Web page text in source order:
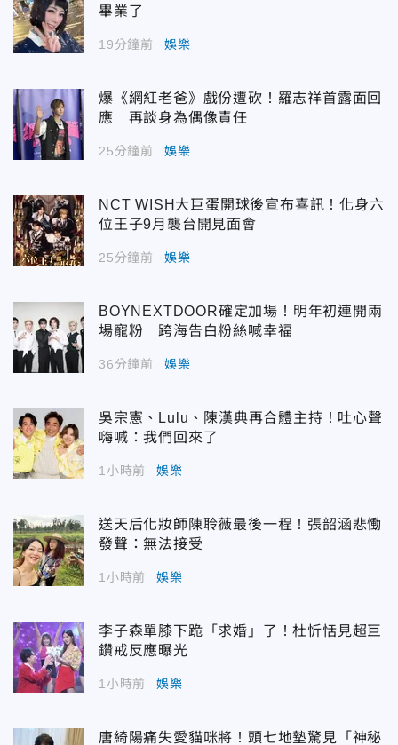
畢業了
19分鐘前 娛樂
爆《網紅老爸》戲份遭砍！羅志祥首露面回
應 再談身為偶像責任
25分鐘前 娛樂
NCT WISH大巨蛋開球後宣布喜訊！化身六
位王子9月襲台開見面會
25分鐘前 娛樂
BOYNEXTDOOR確定加場！明年初連開兩
場寵粉 跨海告白粉絲喊幸福
36分鐘前 娛樂
吳宗憲、Lulu、陳漢典再合體主持！吐心聲
嗨喊：我們回來了
1小時前 娛樂
送天后化妝師陳聆薇最後一程！張韶涵悲慟
發聲：無法接受
1小時前 娛樂
李子森單膝下跪「求婚」了！杜忻恬見超巨
鑽戒反應曝光
1小時前 娛樂
唐綺陽痛失愛貓咪將！頭七地墊驚見「神秘